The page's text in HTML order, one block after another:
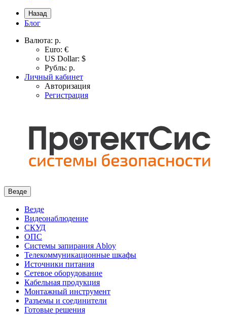
Назад
Блог
Валюта: р.
Euro: €
US Dollar: $
Рубль: р.
Личный кабинет
Авторизация
Регистрация
Везде
Везде
Видеонаблюдение
СКУД
ОПС
Системы запирания Abloy
Телекоммуникационные шкафы
Источники питания
Сетевое оборудование
Кабельная продукция
Монтажный инструмент
Разъемы и соединители
Готовые решения